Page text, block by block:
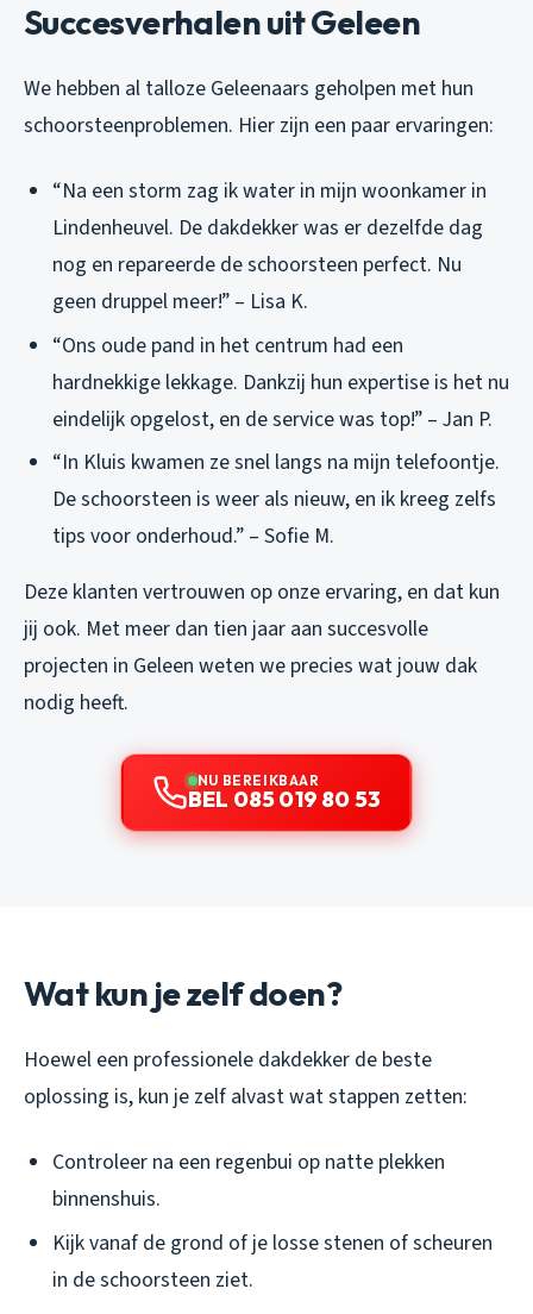
Succesverhalen uit Geleen
We hebben al talloze Geleenaars geholpen met hun
schoorsteenproblemen. Hier zijn een paar ervaringen:
“Na een storm zag ik water in mijn woonkamer in
Lindenheuvel. De dakdekker was er dezelfde dag
nog en repareerde de schoorsteen perfect. Nu
geen druppel meer!” – Lisa K.
“Ons oude pand in het centrum had een
hardnekkige lekkage. Dankzij hun expertise is het nu
eindelijk opgelost, en de service was top!” – Jan P.
“In Kluis kwamen ze snel langs na mijn telefoontje.
De schoorsteen is weer als nieuw, en ik kreeg zelfs
tips voor onderhoud.” – Sofie M.
Deze klanten vertrouwen op onze ervaring, en dat kun
jij ook. Met meer dan tien jaar aan succesvolle
projecten in Geleen weten we precies wat jouw dak
nodig heeft.
NU BEREIKBAAR
BEL 085 019 80 53
Wat kun je zelf doen?
Hoewel een professionele dakdekker de beste
oplossing is, kun je zelf alvast wat stappen zetten:
Controleer na een regenbui op natte plekken
binnenshuis.
Kijk vanaf de grond of je losse stenen of scheuren
in de schoorsteen ziet.